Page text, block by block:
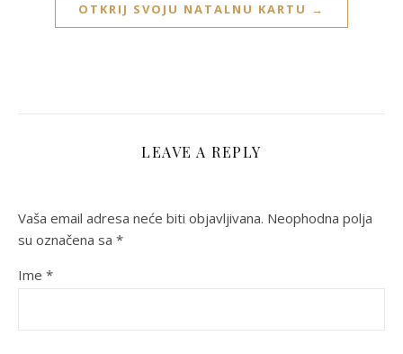
OTKRIJ SVOJU NATALNU KARTU →
LEAVE A REPLY
Vaša email adresa neće biti objavljivana. Neophodna polja
su označena sa *
Ime *